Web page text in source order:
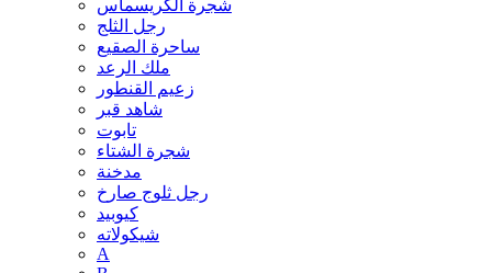
شجرة الكريسماس
رجل الثلج
ساحرة الصقيع
ملك الرعد
زعيم القنطور
شاهد قبر
تابوت
شجرة الشتاء
مدخنة
رجل ثلوج صارخ
كيوبيد
شيكولاته
A